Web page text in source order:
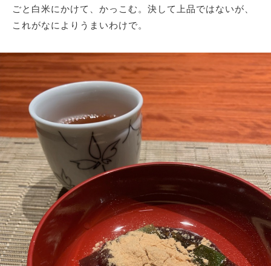
ごと白米にかけて、かっこむ。決して上品ではないが、
これがなによりうまいわけで。